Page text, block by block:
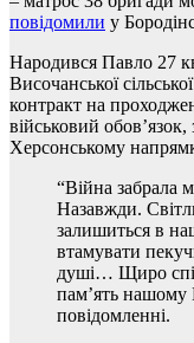
повідомили у
Народився Павло 27
Височанської
контракт на
військовий
Херсонському
“Війна
Назавжди.
залишиться в
втамувати
душі… Щиро
пам’ять нашому
повідомленні.